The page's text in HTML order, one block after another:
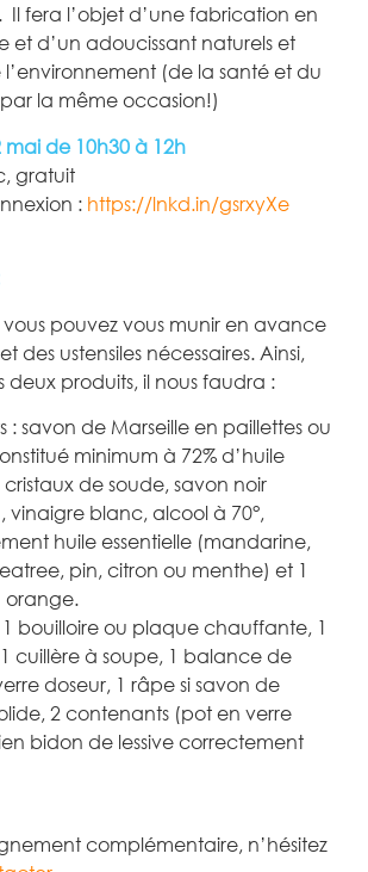
Il fera l’objet d’une fabrication en
et d’un adoucissant naturels et
(de la santé et du
la même occasion!)
mai de 10h30 à 12h
gratuit
: https://lnkd.in/gsrxyXe
vous pouvez vous munir en avance
des ustensiles nécessaires. Ainsi,
deux produits, il nous faudra :
: savon de Marseille en paillettes ou
minimum à 72% d’huile
de soude, savon noir
vinaigre blanc, alcool à 70°,
huile essentielle (mandarine,
pin, citron ou menthe) et 1
orange.
1 bouilloire ou plaque chauffante, 1
cuillère à soupe, 1 balance de
doseur, 1 râpe si savon de
2 contenants (pot en verre
bidon de lessive correctement
complémentaire, n’hésitez